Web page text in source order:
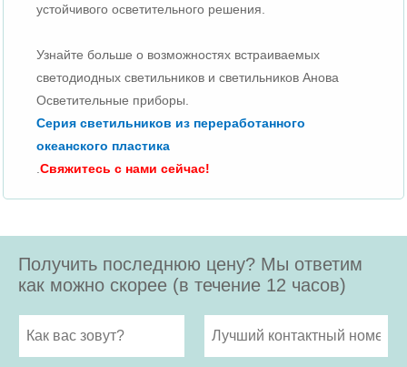
устойчивого осветительного решения.
Узнайте больше о возможностях встраиваемых
светодиодных светильников и светильников Анова
Осветительные приборы.
Серия светильников из переработанного
океанского пластика
.Свяжитесь с нами сейчас!
Получить последнюю цену? Мы ответим
как можно скорее (в течение 12 часов)